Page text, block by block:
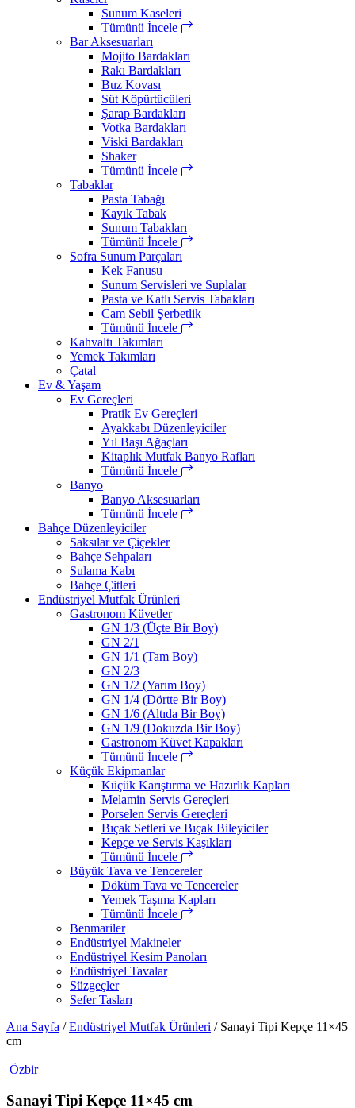
Sunum Kaseleri
Tümünü İncele
Bar Aksesuarları
Mojito Bardakları
Rakı Bardakları
Buz Kovası
Süt Köpürtücüleri
Şarap Bardakları
Votka Bardakları
Viski Bardakları
Shaker
Tümünü İncele
Tabaklar
Pasta Tabağı
Kayık Tabak
Sunum Tabakları
Tümünü İncele
Sofra Sunum Parçaları
Kek Fanusu
Sunum Servisleri ve Suplalar
Pasta ve Katlı Servis Tabakları
Cam Sebil Şerbetlik
Tümünü İncele
Kahvaltı Takımları
Yemek Takımları
Çatal
Ev & Yaşam
Ev Gereçleri
Pratik Ev Gereçleri
Ayakkabı Düzenleyiciler
Yıl Başı Ağaçları
Kitaplık Mutfak Banyo Rafları
Tümünü İncele
Banyo
Banyo Aksesuarları
Tümünü İncele
Bahçe Düzenleyiciler
Saksılar ve Çiçekler
Bahçe Sehpaları
Sulama Kabı
Bahçe Çitleri
Endüstriyel Mutfak Ürünleri
Gastronom Küvetler
GN 1/3 (Üçte Bir Boy)
GN 2/1
GN 1/1 (Tam Boy)
GN 2/3
GN 1/2 (Yarım Boy)
GN 1/4 (Dörtte Bir Boy)
GN 1/6 (Altıda Bir Boy)
GN 1/9 (Dokuzda Bir Boy)
Gastronom Küvet Kapakları
Tümünü İncele
Küçük Ekipmanlar
Küçük Karıştırma ve Hazırlık Kapları
Melamin Servis Gereçleri
Porselen Servis Gereçleri
Bıçak Setleri ve Bıçak Bileyiciler
Kepçe ve Servis Kaşıkları
Tümünü İncele
Büyük Tava ve Tencereler
Döküm Tava ve Tencereler
Yemek Taşıma Kapları
Tümünü İncele
Benmariler
Endüstriyel Makineler
Endüstriyel Kesim Panoları
Endüstriyel Tavalar
Süzgeçler
Sefer Tasları
Ana Sayfa /Endüstriyel Mutfak Ürünleri / Sanayi Tipi Kepçe 11×45
cm
Özbir
Sanayi Tipi Kepçe 11×45 cm